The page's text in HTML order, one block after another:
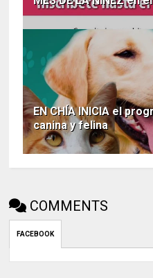
EN CHÍA INICIA el
canina y felina
COMMENTS
FACEBOOK